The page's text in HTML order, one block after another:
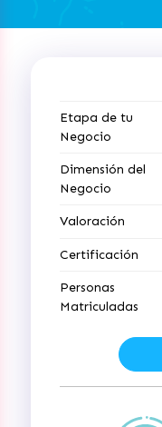
Etapa de tu
Negocio
Dimensión del
Negocio
Valoración
Certificación
Personas
Matriculadas